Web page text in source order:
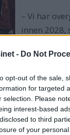
- Do Not
opt-out of the sale,
for targeted
selection. Please
interest-based
to third
of your
– Vi har
innen 2028,
Senterets